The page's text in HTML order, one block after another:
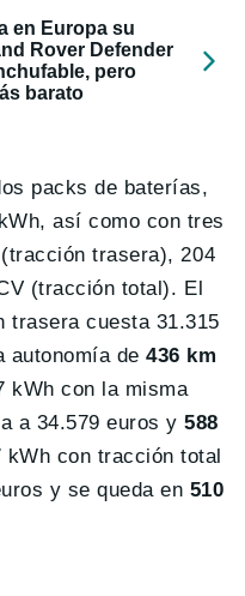
en Europa su
Rover Defender
pero
barato
packs de baterías,
así como con tres
trasera), 204
(tracción total). El
trasera cuesta 31.315
autonomía de 436 km
kWh con la misma
a 34.579 euros y588
kWh con tracción total
y se queda en 510